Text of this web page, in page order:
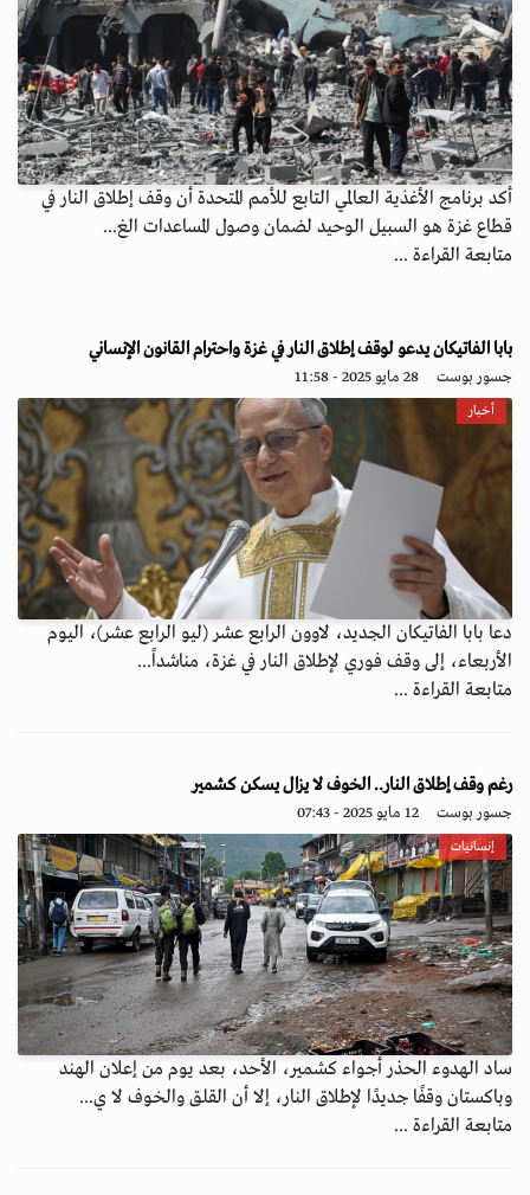
أكد برنامج الأغذية العالمي التابع للأمم المتحدة أن وقف إطلاق النار في
قطاع غزة هو السبيل الوحيد لضمان وصول المساعدات الغ...
متابعة القراءة ...
بابا الفاتيكان يدعو لوقف إطلاق النار في غزة واحترام القانون الإنساني
جسور بوست 28 مايو 2025 - 11:58
أخبار
دعا بابا الفاتيكان الجديد، لاوون الرابع عشر (ليو الرابع عشر)، اليوم
الأربعاء، إلى وقف فوري لإطلاق النار في غزة، مناشداً...
متابعة القراءة ...
رغم وقف إطلاق النار.. الخوف لا يزال يسكن كشمير
جسور بوست 12 مايو 2025 - 07:43
إنسانيات
ساد الهدوء الحذر أجواء كشمير، الأحد، بعد يوم من إعلان الهند
وباكستان وقفًا جديدًا لإطلاق النار، إلا أن القلق والخوف لا ي...
متابعة القراءة ...